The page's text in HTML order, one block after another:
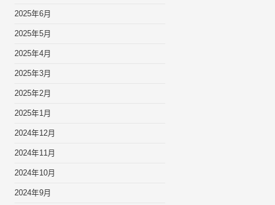
2025年6月
2025年5月
2025年4月
2025年3月
2025年2月
2025年1月
2024年12月
2024年11月
2024年10月
2024年9月